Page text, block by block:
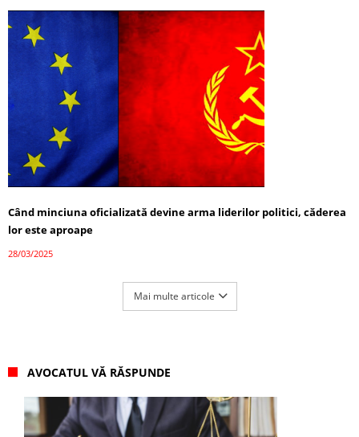
Când minciuna oficializată devine arma liderilor politici, căderea
lor este aproape
28/03/2025
Mai multe articole
AVOCATUL VĂ RĂSPUNDE